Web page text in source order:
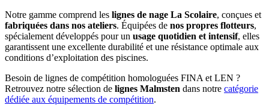
Notre gamme comprend les lignes de nage La Scolaire, conçues et
fabriquées dans nos ateliers. Équipées de nos propres flotteurs,
spécialement développés pour un usage quotidien et intensif, elles
garantissent une excellente durabilité et une résistance optimale aux
conditions d’exploitation des piscines.
Besoin de lignes de compétition homologuées FINA et LEN ?
Retrouvez notre sélection de lignes Malmsten dans notre catégorie
dédiée aux équipements de compétition.